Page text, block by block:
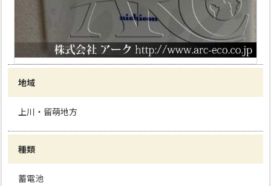
地域
上川・留萌地方
種類
蓄電池